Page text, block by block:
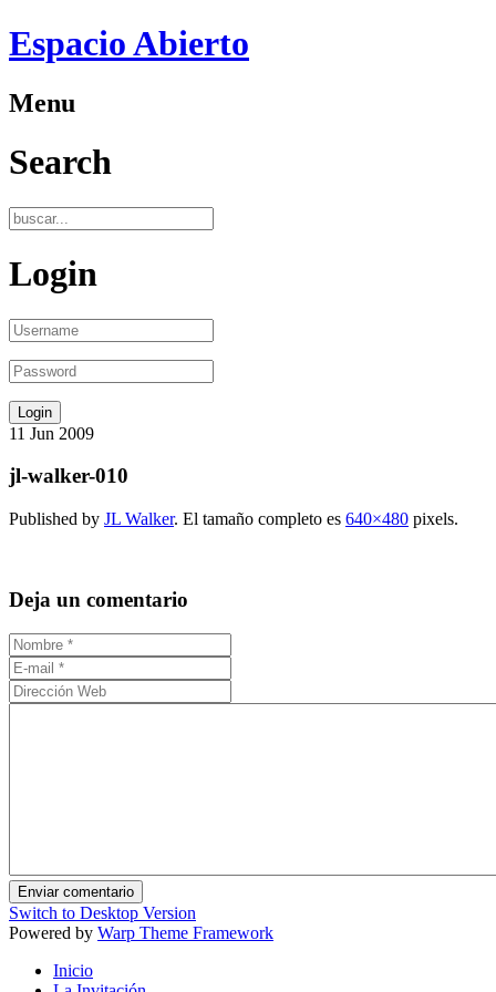
Espacio Abierto
Menu
Search
Login
11 Jun 2009
jl-walker-010
Published by JL Walker. El tamaño completo es 640×480 pixels.
Deja un comentario
Switch to Desktop Version
Powered by Warp Theme Framework
Inicio